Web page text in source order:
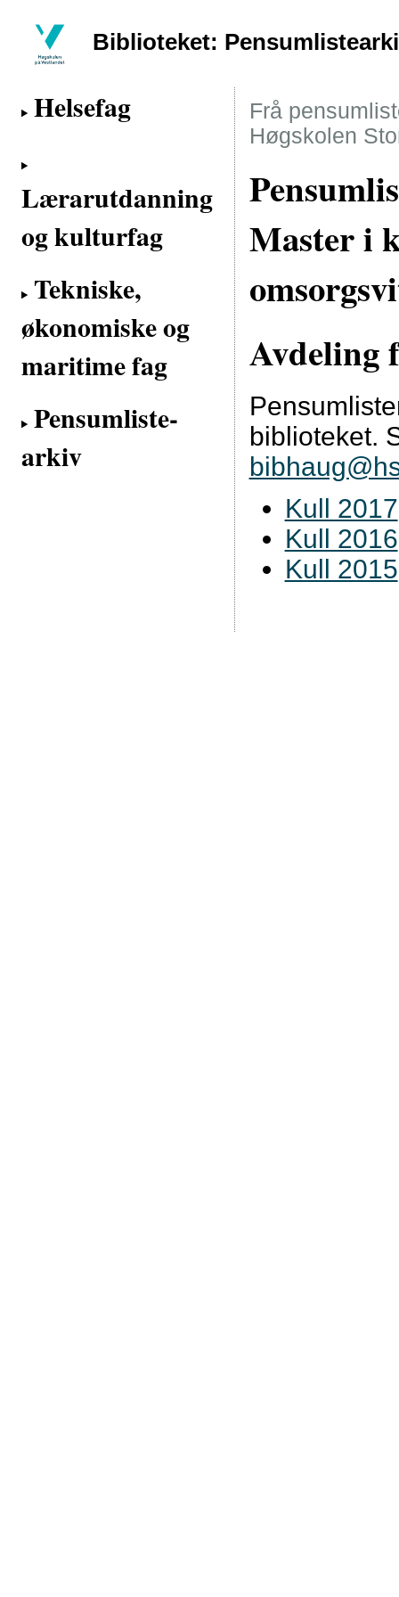
Biblioteket:
Helsefag
Lærarutdanning
og kulturfag
Tekniske,
økonomiske og
maritime fag
Pensumliste-
arkiv
Frå
Høgskolen
Master i
Avdeling
biblioteket.
Kull 2017
Kull 2016
Kull 2015